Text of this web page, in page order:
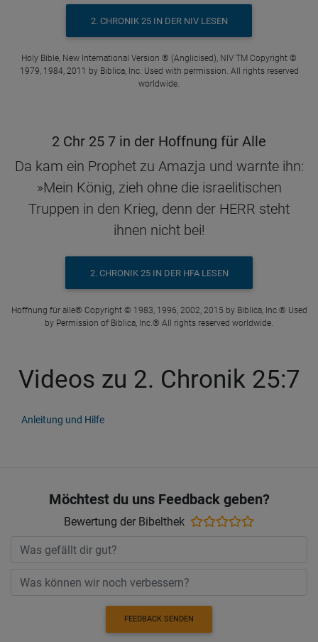
2. CHRONIK 25 IN DER NIV LESEN
Holy Bible, New International Version ® (Anglicised), NIV TM Copyright ©
1979, 1984, 2011 by Biblica, Inc. Used with permission. All rights reserved
worldwide.
2 Chr 25 7 in der Hoffnung für Alle
Da kam ein Prophet zu Amazja und warnte ihn:
»Mein König, zieh ohne die israelitischen
Truppen in den Krieg, denn der HERR steht
ihnen nicht bei!
2. CHRONIK 25 IN DER HFA LESEN
Hoffnung für alle® Copyright © 1983, 1996, 2002, 2015 by Biblica, Inc.® Used
by Permission of Biblica, Inc.® All rights reserved worldwide.
Videos zu 2. Chronik 25:7
Anleitung und Hilfe
Möchtest du uns Feedback geben?
Bewertung der Bibelthek
FEEDBACK SENDEN